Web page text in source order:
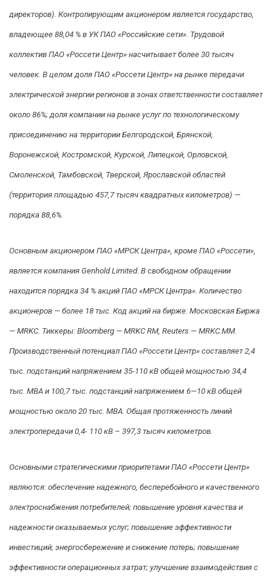
директоров). Контролирующим акционером является государство,
владеющее 88,04 % в УК ПАО «Российские сети». Трудовой
коллектив ПАО «Россети Центр» насчитывает более 30 тысяч
человек. В целом доля ПАО «Россети Центр» на рынке передачи
электрической энергии регионов в зонах ответственности составляет
около 86%; доля компании на рынке услуг по технологическому
присоединению на территории Белгородской, Брянской,
Воронежской, Костромской, Курской, Липецкой, Орловской,
Смоленской, Тамбовской, Тверской, Ярославской областей
(территория площадью 457,7 тысяч квадратных километров) —
порядка 88,6%.
Основным акционером ПАО «МРСК Центра», кроме ПАО «Россети»,
является компания Genhold Limited. В свободном обращении
находится порядка 34 % акций ПАО «МРСК Центра». Количество
акционеров — более 18 тыс. Код акций на бирже: Московская Биржа
— MRKC. Тиккеры: Bloomberg — MRKC RМ, Reuters — MRKC.MM.
Производственный потенциал ПАО «Россети Центр» составляет 2,4
тыс. подстанций напряжением 35-110 кВ общей мощностью 34,4
тыс. МВА и 100,7 тыс. подстанций напряжением 6—10 кВ общей
мощностью около 20 тыс. МВА. Общая протяженность линий
электропередачи 0,4- 110 кВ – 397,3 тысяч километров.
Основными стратегическими приоритетами ПАО «Россети Центр»
являются: обеспечение надежного, бесперебойного и качественного
электроснабжения потребителей; повышение уровня качества и
надежности оказываемых услуг; повышение эффективности
инвестиций; энергосбережение и снижение потерь; повышение
эффективности операционных затрат; улучшение взаимодействия с